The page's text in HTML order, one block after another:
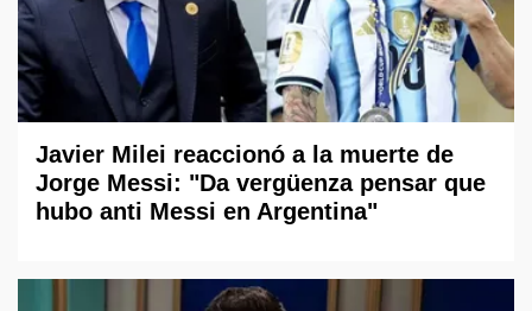
Javier Milei reaccionó a la muerte de
Jorge Messi: "Da vergüenza pensar que
hubo anti Messi en Argentina"